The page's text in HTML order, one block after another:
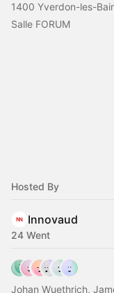
1400 Yverdon-les-
Salle FORUM
Hosted By
Innovaud
24 Went
Johan Wuethrich,